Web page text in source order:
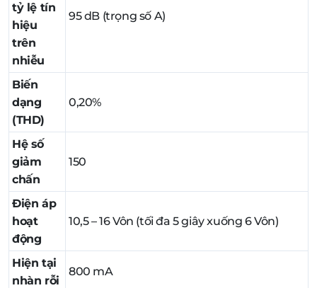
tỷ lệ tín
hiệu
trên
nhiễu
95 dB (trọng số A)
Biến
dạng
(THD)
0,20%
Hệ số
giảm
chấn
150
Điện áp
hoạt
động
10,5 – 16 Vôn (tối đa 5 giây xuống 6 Vôn)
Hiện tại
nhàn rỗi
800 mA